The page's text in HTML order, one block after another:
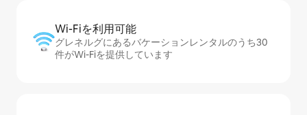
Wi-Fiを利⁠用⁠可⁠能
グレネルグにあるバケーションレンタルのうち30
件がWi-Fiを提供しています